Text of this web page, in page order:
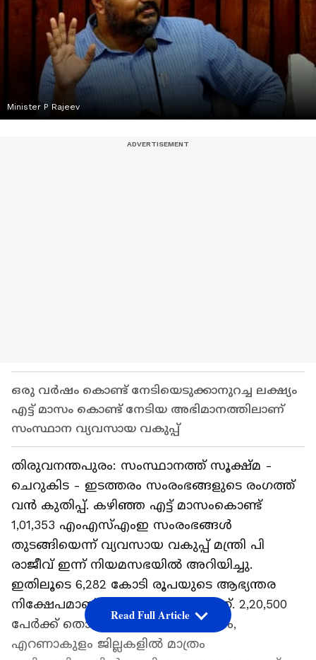
Minister P Rajeev
ഒരു വർഷം കൊണ്ട് നേടിയെടുക്കാനുറച്ച ലക്ഷ്യം
എട്ട് മാസം കൊണ്ട് നേടിയ അഭിമാനത്തിലാണ്
സംസ്ഥാന വ്യവസായ വകുപ്പ്
തിരുവനന്തപുരം: സംസ്ഥാനത്ത് സൂക്ഷ്മ -
ചെറുകിട - ഇടത്തരം സംരംഭങ്ങളുടെ രംഗത്ത്
വൻ കുതിപ്പ്. കഴിഞ്ഞ എട്ട് മാസംകൊണ്ട്
1,01,353 എംഎസ്എംഇ സംരംഭങ്ങൾ
തുടങ്ങിയെന്ന് വ്യവസായ വകുപ്പ് മന്ത്രി പി
രാജീവ് ഇന്ന് നിയമസഭയിൽ അറിയിച്ചു.
ഇതിലൂടെ 6,282 കോടി രൂപയുടെ ആഭ്യന്തര
നിക്ഷേപമാണ് കേരളത്തിൽ നടന്നത്. 2,20,500
പേർക്ക് തൊഴിലും ലഭിച്ചു. മലപ്പുറം,
എറണാകുളം ജില്ലകളിൽ മാത്രം
Read Full Article